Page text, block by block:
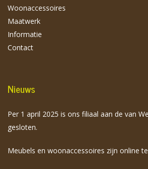
Woonaccessoires
Maatwerk
Informatie
Contact
Nieuws
Per 1 april 2025 is ons filiaal aan de van
gesloten.
Meubels en woonaccessoires zijn online